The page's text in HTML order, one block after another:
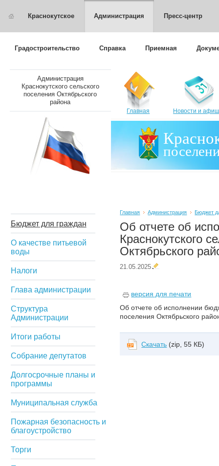
Краснокутское Администрация Пресс-центр
Градостроительство Справка Приемная
Администрация
Краснокутского сельского
поселения Октябрьского
района
Главная Новости и
Бюджет для граждан
О качестве питьевой
воды
Налоги
Глава администрации
Структура
Администрации
Итоги работы
Собрание депутатов
Долгосрочные планы и
программы
Муниципальная служба
Пожарная безопасность и
благоустройство
Торги
Главная Администрация Бюджет
Об отчете об
Краснокутского
Октябрьского
21.05.2025
версия для печати
Об отчете об исполнении
поселения Октябрьского
Скачать (zip, 55 КБ)